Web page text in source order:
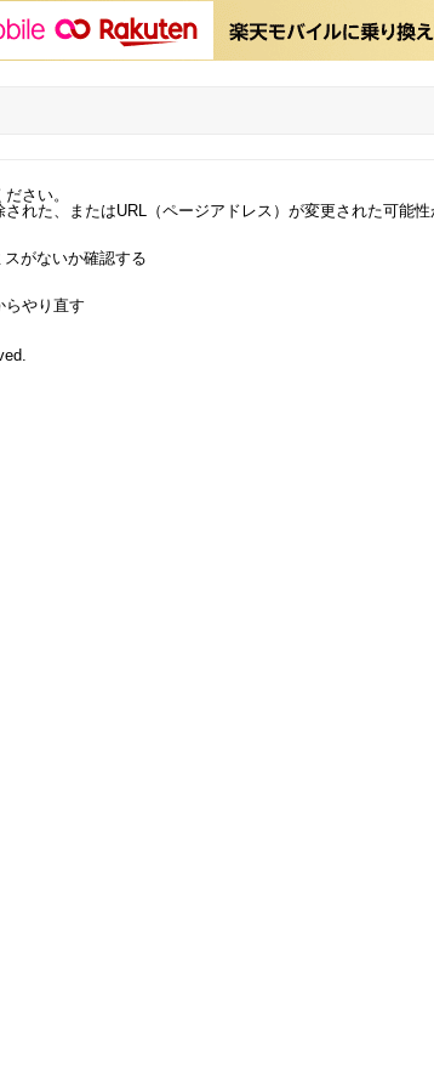
さい。
れた、またはURL（ページアドレス）が変更された可能性
がないか確認する
らやり直す